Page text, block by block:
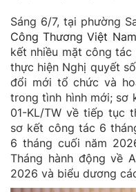
Sáng 6/7, tại phường
Công Thương Việt Nam
kết nhiều mặt công
thực hiện Nghị quyết
đổi mới tổ chức và
trong tình hình mới; sơ
01-KL/TW về tiếp tục
sơ kết công tác 6
6 tháng cuối năm
Tháng hành động về
2026 và biểu dương